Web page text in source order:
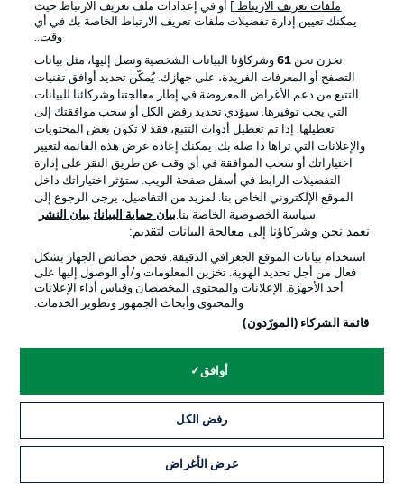
تطبيق الدوري الألماني
Official Partners
إدارة التفضيلات بيان الخصوصية
الوظائف
جهة النشر تواصل معنا
ملفات تعريف الارتباط
] أو في إعدادات ملف تعريف الارتباط حيث
يمكنك تعيين إدارة تفضيلات ملفات تعريف الارتباط الخاصة بك في أي
وقت..
نخزن نحن 61وشركاؤنا البيانات الشخصية ونصل إليها، مثل بيانات
التصفح أو المعرفات الفريدة، على جهازك. يُمكّن تحديد أوافق تقنيات
التتبع من دعم الأغراض المعروضة في إطار معالجتنا وشركائنا للبيانات
التي يجب توفيرها. سيؤدي تحديد رفض الكل أو سحب موافقتك إلى
تعطيلها. إذا تم تعطيل أدوات التتبع، فقد لا تكون بعض المحتويات
والإعلانات التي تراها ذا صلة بك. يمكنك إعادة عرض هذه القائمة لتغيير
اختياراتك أو سحب الموافقة في أي وقت عن طريق النقر على إدارة
التفضيلات الرابط في أسفل صفحة الويب. ستؤثر اختياراتك داخل
الموقع الإلكتروني الخاص بنا. لمزيد من التفاصيل، يرجى الرجوع إلى
سياسة الخصوصية الخاصة بنا.بيان حماية البيانات بيان النشر
نعمد نحن وشركاؤنا إلى معالجة البيانات لتقديم:
استخدام بيانات الموقع الجغرافي الدقيقة. فحص خصائص الجهاز بشكل
فعال من أجل تحديد الهوية. تخزين المعلومات و/أو الوصول إليها على
أحد الأجهزة. الإعلانات والمحتوى المخصصان وقياس أداء الإعلانات
والمحتوى وأبحاث الجمهور وتطوير الخدمات.
قائمة الشركاء (المورّدون)
أوافق
رفض الكل
عرض الأغراض